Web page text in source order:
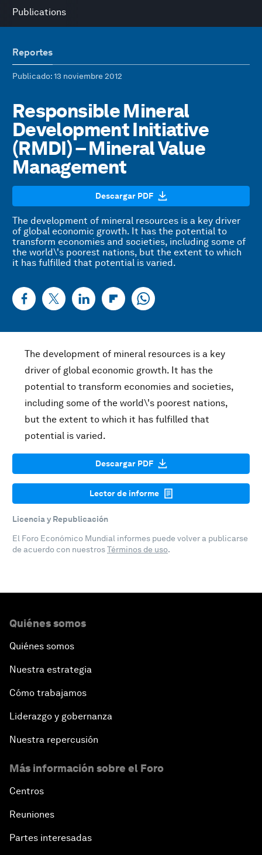
Publications
Reportes
Publicado: 13 noviembre 2012
Responsible Mineral
Development Initiative
(RMDI) – Mineral Value
Management
Descargar PDF
The development of mineral resources is a key driver
of global economic growth. It has the potential to
transform economies and societies, including some of
the world\'s poorest nations, but the extent to which
it has fulfilled that potential is varied.
The development of mineral resources is a key
driver of global economic growth. It has the
potential to transform economies and societies,
including some of the world\'s poorest nations,
but the extent to which it has fulfilled that
potential is varied.
Descargar PDF
Lector de informe
Licencia y Republicación
El Foro Económico Mundial informes puede volver a publicarse
de acuerdo con nuestrosTérminos de uso.
Quiénes somos
Quiénes somos
Nuestra estrategia
Cómo trabajamos
Liderazgo y gobernanza
Nuestra repercusión
Más información sobre el Foro
Centros
Reuniones
Partes interesadas